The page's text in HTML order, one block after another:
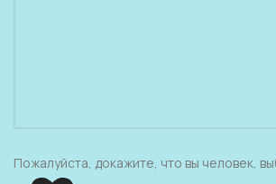
Пожалуйста, докажите, что вы человек,